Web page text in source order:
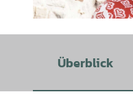
Überblick